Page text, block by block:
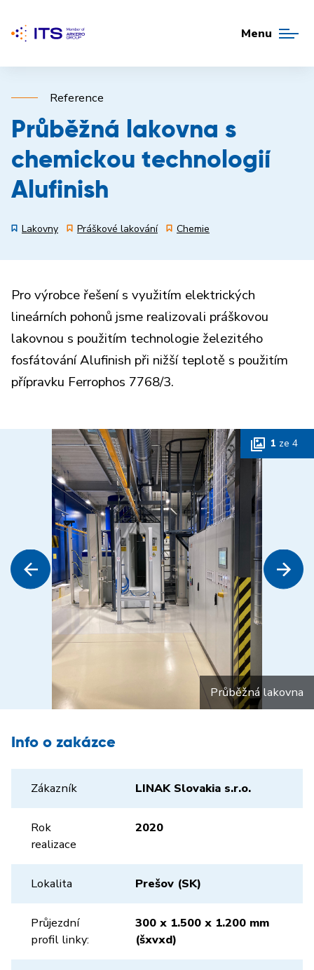
Menu
Reference
Průběžná lakovna s
chemickou technologií
Alufinish
Lakovny Práškové lakování Chemie
Pro výrobce řešení s využitím elektrických
lineárních pohonů jsme realizovali práškovou
lakovnou s použitím technologie železitého
fosfátování Alufinish při nižší teplotě s použitím
přípravku Ferrophos 7768/3.
1 ze 4
Průběžná lakovna
Info o zakázce
Zákazník LINAK Slovakia s.r.o.
Rok
realizace
2020
Lokalita Prešov (SK)
Průjezdní
profil linky:
300 x 1.500 x 1.200 mm
(šxvxd)